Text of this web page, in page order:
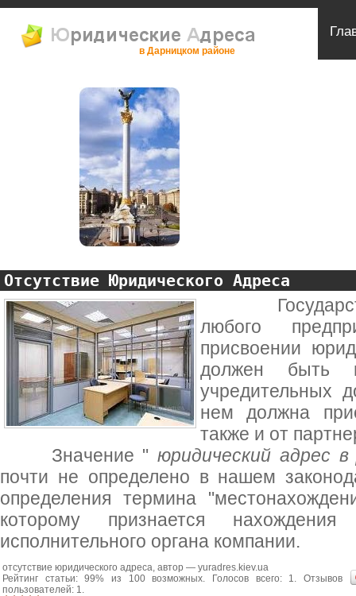
в Дарницком районе
Отсутствие Юридического Адреса
любого
присвоении
должен быть
учредительных
нем должна
также и от
Значение " юридический адрес
почти не определено в нашем
определения термина
которому признается нахождения
исполнительного органа компании.
отсутствие юридического адреса, автор — yuradres.kiev.ua
Рейтинг статьи:99% из 100возможных. Голосов всего: 1. Отзывов
пользователей: 1.